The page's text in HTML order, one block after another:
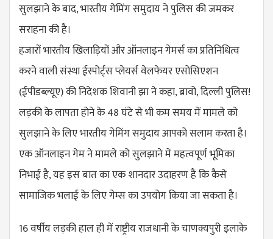
सुलझाने के बाद, भारतीय गेमिंग समुदाय ने पुलिस की जमकर
सराहना की है।
हजारों भारतीय खिलाड़ियों और ऑनलाइन गेमर्स का प्रतिनिधित्व
करने वाली संस्था ईस्पोर्ट्स प्लेयर्स वेलफेयर एसोसिएशन
(ईपीडब्ल्यूए) की निदेशक शिवानी झा ने कहा, ब्रावो, दिल्ली पुलिस!
लड़की के लापता होने के 48 घंटे से भी कम समय में मामले को
सुलझाने के लिए भारतीय गेमिंग समुदाय आपको सलाम करता है।
एक ऑनलाइन गेम ने मामले को सुलझाने में महत्वपूर्ण भूमिका
निभाई है, यह इस बात का एक शानदार उदाहरण है कि कैसे
सामाजिक भलाई के लिए गेम्स का उपयोग किया जा सकता है।
16 वर्षीय लड़की हाल ही में राष्ट्रीय राजधानी के चाणक्यपुरी इलाके